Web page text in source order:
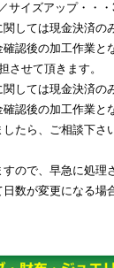
サイズアップ・・
しては現金決済の
認後の加工作業と
させて頂きます。
しては現金決済の
認後の加工作業と
たら、ご相談下さい
ので、早急に処理
数が変更になる場